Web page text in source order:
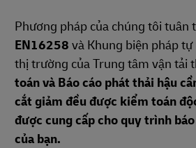
Phương pháp của chúng tôi tuân
EN16258và Khung biện pháp
thị trường của Trung tâm vận tải
toán và Báo cáo phát thải hậu
cắt giảm đều được kiểm toán
được cung cấp cho quy trình
của bạn.